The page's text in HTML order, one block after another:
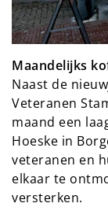
Maandelijks
Naast de
Veteranen
maand een
Hoeske in
veteranen en
elkaar te
versterken.